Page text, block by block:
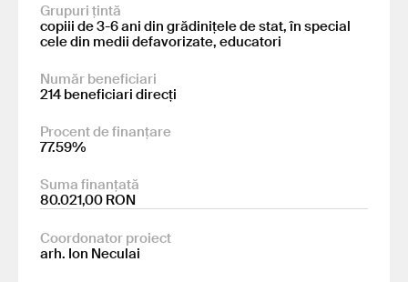
Grupuri țintă
copiii de 3-6 ani din grădinițele de stat, în special
cele din medii defavorizate, educatori
Număr beneficiari
214 beneficiari direcți
Procent de finanțare
77.59%
Suma finanțată
80.021,00 RON
Coordonator proiect
arh. Ion Neculai